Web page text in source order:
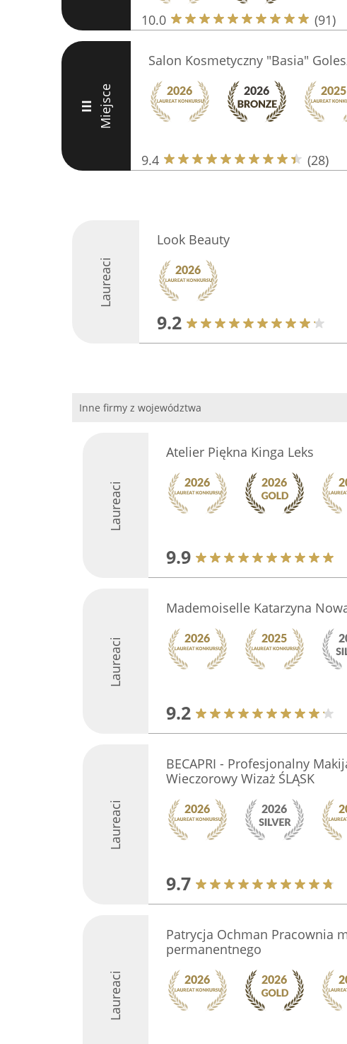
10.0 (91)
III Miejsce
Salon Kosmetyczny "Basia"
9.4 (28)
Laureaci
Look Beauty
9.2
Inne firmy z województwa
Laureaci
Atelier Piękna Kinga Leks
9.9
Laureaci
Mademoiselle Katarzyna
9.2
Laureaci
BECAPRI - Profesjonalny
Wieczorowy Wizaż ŚLĄSK
9.7
Laureaci
Patrycja Ochman Pracownia
permanentnego